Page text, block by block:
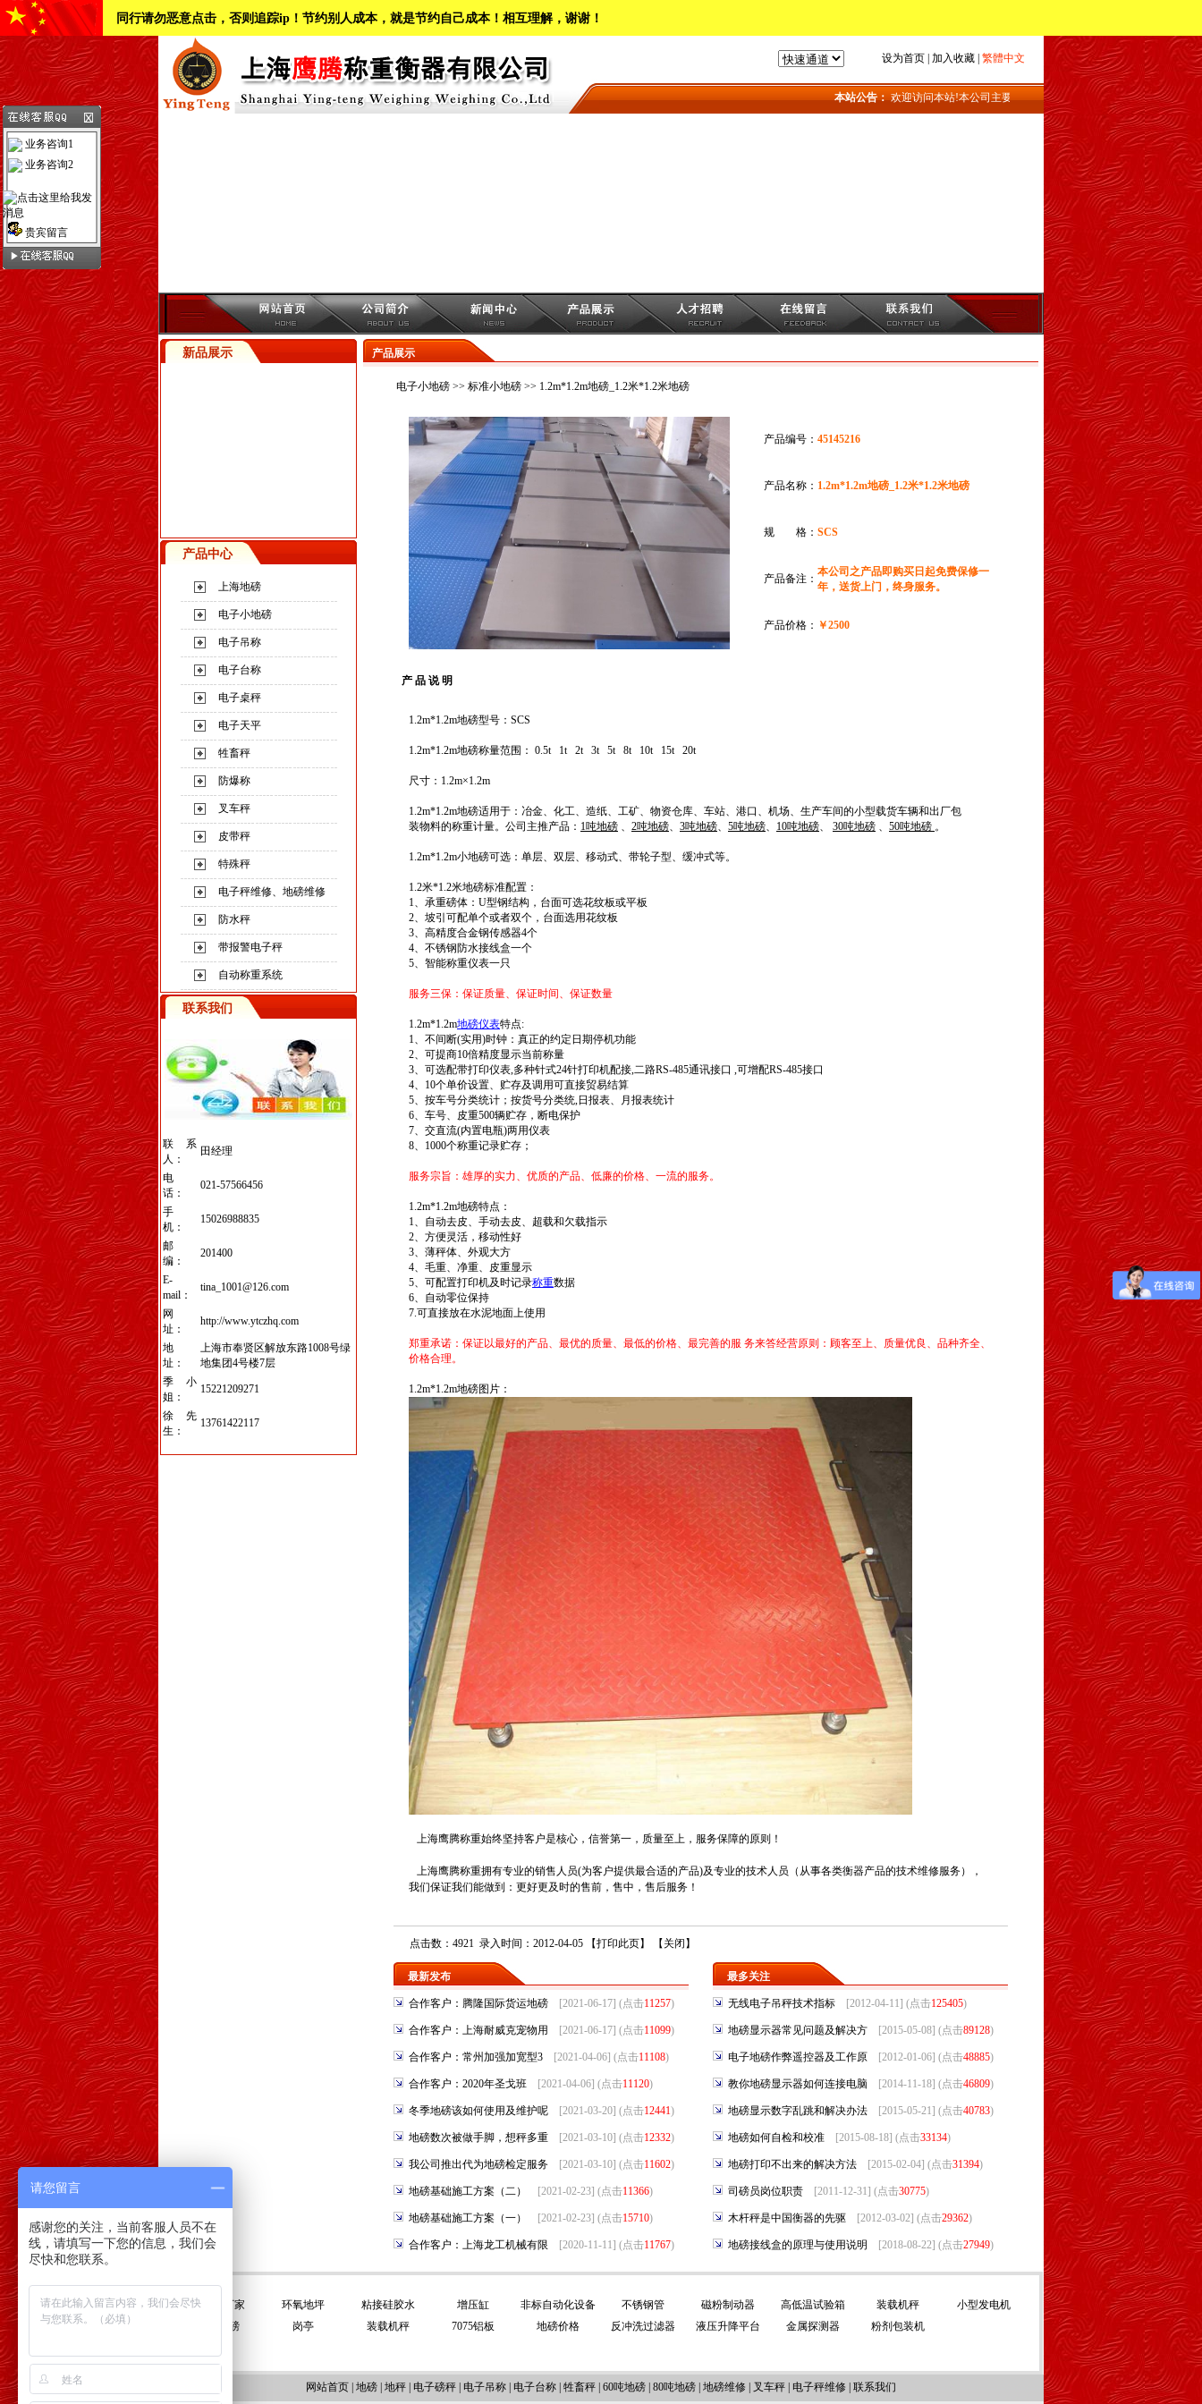
同行请勿恶意点击，否则追踪ip！节约别人成本，就是节约自己成本！相互理解，谢谢！
设为首页| 加入收藏| 繁體中文
本站公告： 欢迎访问本站!本公司主要产品：地磅_上海地磅_地磅维修
新品展示
产品中心
上海地磅
电子小地磅
电子吊称
电子台称
电子桌秤
电子天平
牲畜秤
防爆称
叉车秤
皮带秤
特殊秤
电子秤维修、地磅维修
防水秤
带报警电子秤
自动称重系统
联系我们
联系
人：
田经理
电
话：
021-57566456
手
机：
15026988835
邮
编：
201400
E-
mail：
tina_1001@126.com
网
址：
http://www.ytczhq.com
地
址：
上海市奉贤区解放东路1008号绿
地集团4号楼7层
季小
姐：
15221209271
徐先
生：
13761422117
产品展示
电子小地磅>> 标准小地磅>> 1.2m*1.2m地磅_1.2米*1.2米地磅
产品编号： 45145216
产品名称： 1.2m*1.2m地磅_1.2米*1.2米地磅
规 格： SCS
产品备注：
本公司之产品即购买日起免费保修一
年，送货上门，终身服务。
产品价格： ￥2500
产 品 说 明
1.2m*1.2m地磅型号：SCS
1.2m*1.2m地磅称量范围： 0.5t 1t 2t 3t 5t 8t 10t 15t 20t
尺寸：1.2m×1.2m
1.2m*1.2m地磅适用于：冶金、化工、造纸、工矿、 物资仓库、车站、港口、机场、生产车间的小型载货车辆和出厂包
装物料的称重计量。公司主推产品： 1吨地磅 、 2吨地磅、 3吨地磅、 5吨地磅、 10吨地磅、 30吨地磅 、 50吨地磅 。
1.2m*1.2m小地磅可选：单层、双层、移动式、带轮子型、缓冲式等。
1.2米*1.2米地磅标准配置：
1、 承重磅体：U型钢结构，台面可选花纹板或平板
2、坡引可配单个或者双个，台面选用花纹板
3、高精度合金钢传感器4个
4、不锈钢防水接线盒一个
5、智能称重仪表一只
服务三保：保证质量、保证时间、保证数量
1.2m*1.2m地磅仪表特点:
1、不间断(实用)时钟：真正的约定日期停机功能
2、可提商10倍精度显示当前称量
3、可选配带打印仪表,多种针式24针打印机配接,二路RS-485通讯接口 ,可增配RS-485接口
4、10个单价设置、贮存及调用可直接贸易结算
5、按车号分类统计；按货号分类统,日报表、月报表统计
6、车号、皮重500辆贮存，断电保护
7、交直流(内置电瓶)两用仪表
8、1000个称重记录贮存；
服务宗旨：雄厚的实力、优质的产品、低廉的价格、一流的服务。
1.2m*1.2m地磅特点：
1、自动去皮、手动去皮、超载和欠载指示
2、方便灵活，移动性好
3、薄秤体、外观大方
4、毛重、净重、皮重显示
5、可配置打印机及时记录称重数据
6、自动零位保持
7.可直接放在水泥地面上使用
郑重承诺：保证以最好的产品、最优的质量、最低的价格、最完善的服 务来答经营原则：顾客至上、质量优良、品种齐全、
价格合理。
1.2m*1.2m地磅图片：
上海鹰腾称重始终坚持客户是核心，信誉第一，质量至上，服务保障的原则！
上海鹰腾称重拥有专业的销售人员(为客户提供最合适的产品)及专业的技术人员（从事各类衡器产品的技术维修服务），
我们保证我们能做到：更好更及时的售前，售中，售后服务！
点击数：4921 录入时间：2012-04-05 【打印此页】 【 关闭 】
最新发布
合作客户：腾隆国际货运地磅 [2021-06-17] (点击11257)
合作客户：上海耐威克宠物用 [2021-06-17] (点击11099)
合作客户：常州加强加宽型3 [2021-04-06] (点击11108)
合作客户：2020年圣戈班 [2021-04-06] (点击11120)
冬季地磅该如何使用及维护呢 [2021-03-20] (点击12441)
地磅数次被做手脚，想秤多重 [2021-03-10] (点击12332)
我公司推出代为地磅检定服务 [2021-03-10] (点击11602)
地磅基础施工方案（二） [2021-02-23] (点击11366)
地磅基础施工方案（一） [2021-02-23] (点击15710)
合作客户：上海龙工机械有限 [2020-11-11] (点击11767)
最多关注
无线电子吊秤技术指标 [2012-04-11] (点击125405)
地磅显示器常见问题及解决方 [2015-05-08] (点击89128)
电子地磅作弊遥控器及工作原 [2012-01-06] (点击48885)
教你地磅显示器如何连接电脑 [2014-11-18] (点击46809)
地磅显示数字乱跳和解决办法 [2015-05-21] (点击40783)
地磅如何自检和校准 [2015-08-18] (点击33134)
地磅打印不出来的解决方法 [2015-02-04] (点击31394)
司磅员岗位职责 [2011-12-31] (点击30775)
木杆秤是中国衡器的先驱 [2012-03-02] (点击29362)
地磅接线盒的原理与使用说明 [2018-08-22] (点击27949)
业务咨询1
业务咨询2
贵宾留言
友情链接:
平衡门厂家
环氧地坪 粘接硅胶水 增压缸 非标自动化设备 不锈钢管 磁粉制动器 高低温试验箱 装载机秤
小型发电机
电子地磅
岗亭 装载机秤 7075铝板 地磅价格 反冲洗过滤器 液压升降平台 金属探测器 粉剂包装机
网站首页 地磅 地秤 电子磅秤 电子吊称 电子台称 牲畜秤 60吨地磅 80吨地磅 地磅维修 叉车秤 电子秤维修 联系我们
请您留言
感谢您的关注，当前客服人员不在
线，请填写一下您的信息，我们会
尽快和您联系。